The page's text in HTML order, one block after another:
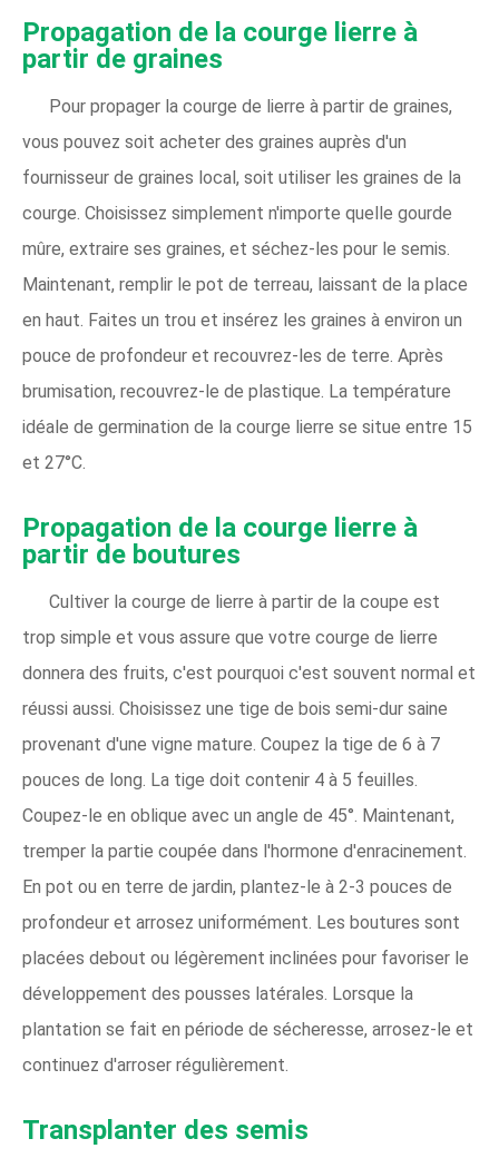
Propagation de la courge lierre à
partir de graines
Pour propager la courge de lierre à partir de graines,
vous pouvez soit acheter des graines auprès d'un
fournisseur de graines local, soit utiliser les graines de la
courge. Choisissez simplement n'importe quelle gourde
mûre, extraire ses graines, et séchez-les pour le semis.
Maintenant, remplir le pot de terreau, laissant de la place
en haut. Faites un trou et insérez les graines à environ un
pouce de profondeur et recouvrez-les de terre. Après
brumisation, recouvrez-le de plastique. La température
idéale de germination de la courge lierre se situe entre 15
et 27°C.
Propagation de la courge lierre à
partir de boutures
Cultiver la courge de lierre à partir de la coupe est
trop simple et vous assure que votre courge de lierre
donnera des fruits, c'est pourquoi c'est souvent normal et
réussi aussi. Choisissez une tige de bois semi-dur saine
provenant d'une vigne mature. Coupez la tige de 6 à 7
pouces de long. La tige doit contenir 4 à 5 feuilles.
Coupez-le en oblique avec un angle de 45°. Maintenant,
tremper la partie coupée dans l'hormone d'enracinement.
En pot ou en terre de jardin, plantez-le à 2-3 pouces de
profondeur et arrosez uniformément. Les boutures sont
placées debout ou légèrement inclinées pour favoriser le
développement des pousses latérales. Lorsque la
plantation se fait en période de sécheresse, arrosez-le et
continuez d'arroser régulièrement.
Transplanter des semis